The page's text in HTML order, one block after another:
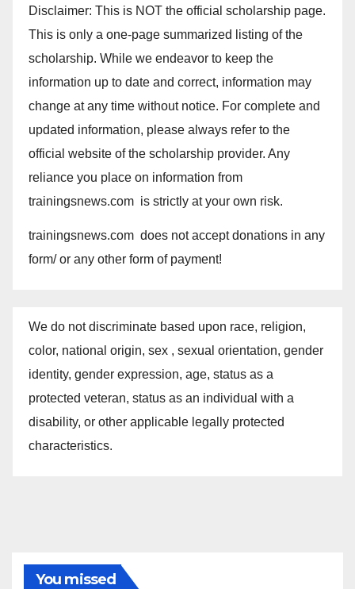
Disclaimer: This is NOT the official scholarship page.
This is only a one-page summarized listing of the
scholarship. While we endeavor to keep the
information up to date and correct, information may
change at any time without notice. For complete and
updated information, please always refer to the
official website of the scholarship provider. Any
reliance you place on information from
trainingsnews.com is strictly at your own risk.
trainingsnews.com does not accept donations in any
form/ or any other form of payment!
We do not discriminate based upon race, religion,
color, national origin, sex , sexual orientation, gender
identity, gender expression, age, status as a
protected veteran, status as an individual with a
disability, or other applicable legally protected
characteristics.
You missed